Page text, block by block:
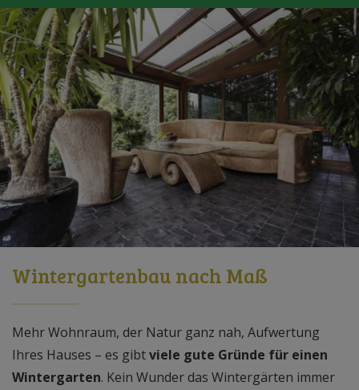
Wintergartenbau nach Maß
Mehr Wohnraum, der Natur ganz nah, Aufwertung
Ihres Hauses – es gibtviele gute Gründe für einen
Wintergarten. Kein Wunder das Wintergärten immer